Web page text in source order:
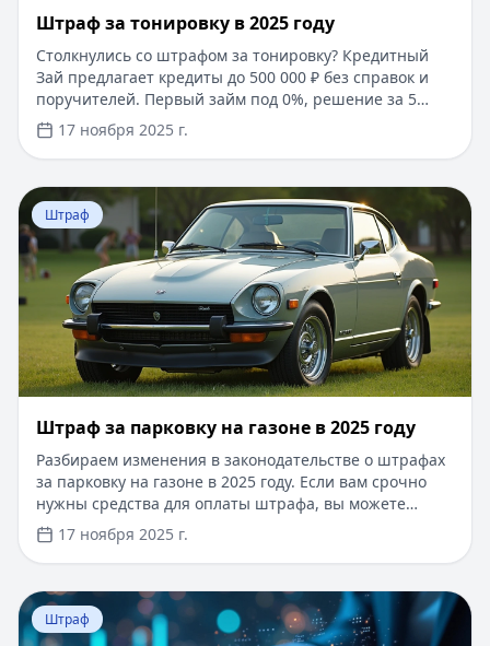
Штраф за тонировку в 2025 году
Столкнулись со штрафом за тонировку? Кредитный
Зай предлагает кредиты до 500 000 ₽ без справок и
поручителей. Первый займ под 0%, решение за 5
минут. Решите финансовые вопросы быстро и
выгодно!
17 ноября 2025 г.
Перейти к статье: Штраф за парковку на газоне в
Штраф
Штраф за парковку на газоне в 2025 году
Разбираем изменения в законодательстве о штрафах
за парковку на газоне в 2025 году. Если вам срочно
нужны средства для оплаты штрафа, вы можете
оформить кредит до 100 000 рублей сроком до 1 года.
Одобрение за 15 минут, без справок о доходах и
поручителей. Первый займ под 0% для новых
клиентов при погашении в течение 30 дней. Простое
онлайн-оформление по паспорту, с моментальным
зачислением средств на карту.
17 ноября 2025 г.
Перейти к статье:Штраф за перегруз автомобиля в
Штраф